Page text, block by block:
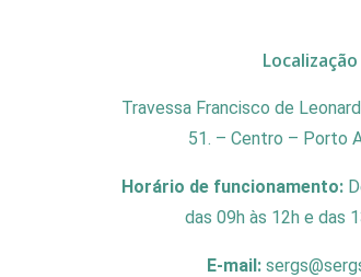
Localização
Travessa Francisco de
51. – Centro – Porto
Horário de funcionamento:
das 09h às 12h e das
E-mail: